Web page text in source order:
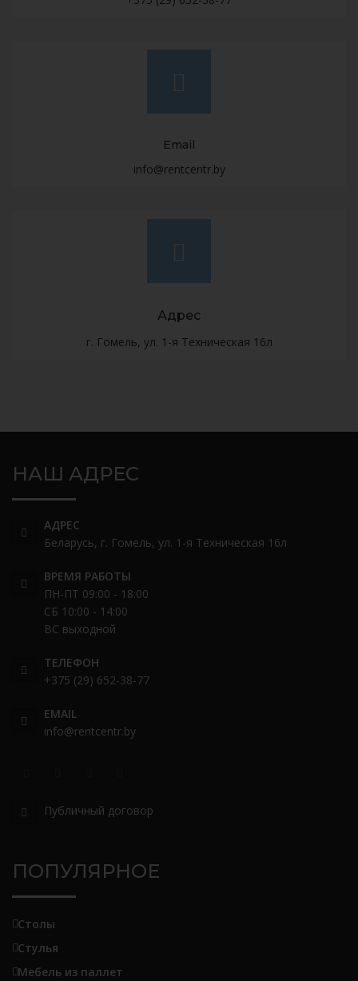
Email
info@rentcentr.by
Адрес
г. Гомель, ул. 1-я Техническая 16л
НАШ АДРЕС
АДРЕС
Беларусь, г. Гомель, ул. 1-я Техническая 16л
ВРЕМЯ РАБОТЫ
ПН-ПТ 09:00 - 18:00
СБ 10:00 - 14:00
ВС выходной
ТЕЛЕФОН
+375 (29) 652-38-77
EMAIL
info@rentcentr.by
Публичный договор
ПОПУЛЯРНОЕ
Столы
Стулья
Мебель из паллет